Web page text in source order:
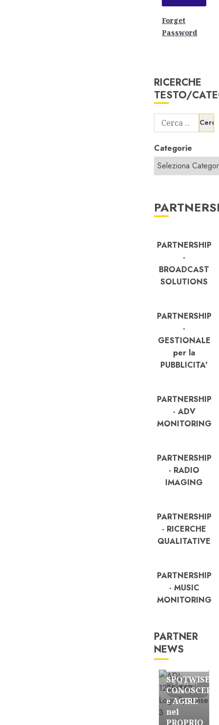
Forget
Password
RICERCHE
TESTO/
Ricerca
per:
Categorie
PARTNERSHIP
-
BROADCAST
SOLUTIONS
PARTNERSHIP
-
GESTIONALE
per la
PUBBLICITA'
PARTNERSHIP
- ADV
MONITORING
PARTNERSHIP
- RADIO
IMAGING
PARTNERSHIP
- RICERCHE
QUALITATIVE
PARTNERSHIP
- MUSIC
MONITORING
PARTNER
NEWS
3 minuti
letti
FREE
SPOTWISE:
CONOSCERE
e AGIRE
nel
PROPRIO